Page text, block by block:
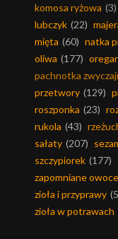
komosa ryżowa (3)
lubczyk (22)
mięta (60) natka
oliwa (177)
pachnotka
przetwory (129)
roszponka (23)
rukola (43)
sałaty (207)
szczypiorek (177)
zapomniane
zioła i przyprawy
zioła w potrawach